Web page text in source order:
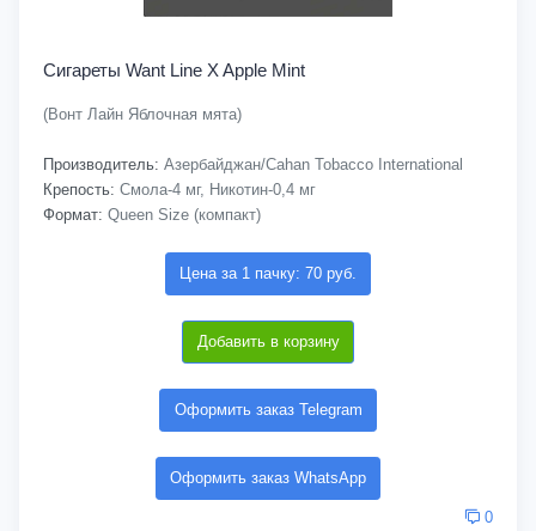
Сигареты Want Line X Apple Mint
(Вонт Лайн Яблочная мята)
Производитель: Азербайджан/Cahan Tobacco International
Крепость: Смола-4 мг, Никотин-0,4 мг
Формат: Queen Size (компакт)
Цена за 1 пачку: 70 руб.
Добавить в корзину
Оформить заказ Telegram
Оформить заказ WhatsApp
0